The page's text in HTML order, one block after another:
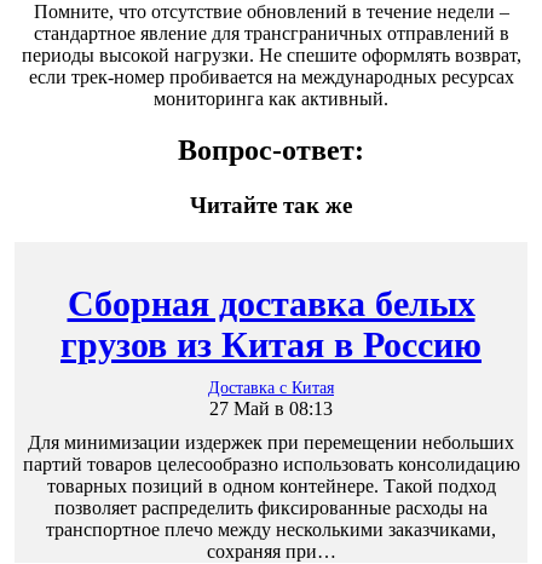
Помните, что отсутствие обновлений в течение недели –
стандартное явление для трансграничных отправлений в
периоды высокой нагрузки. Не спешите оформлять возврат,
если трек-номер пробивается на международных ресурсах
мониторинга как активный.
Вопрос-ответ:
Читайте так же
Сборная доставка белых
грузов из Китая в Россию
Доставка с Китая
27 Май в 08:13
Для минимизации издержек при перемещении небольших
партий товаров целесообразно использовать консолидацию
товарных позиций в одном контейнере. Такой подход
позволяет распределить фиксированные расходы на
транспортное плечо между несколькими заказчиками,
сохраняя при…